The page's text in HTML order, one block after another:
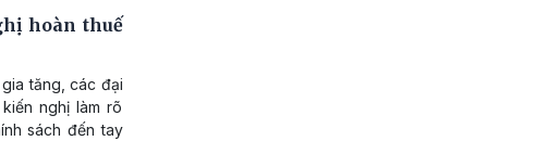
hoàn thuế
tăng, các đại
nghị làm rõ
sách đến tay